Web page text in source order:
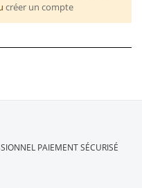
créer un compte
PAIEMENT SÉCURISÉ